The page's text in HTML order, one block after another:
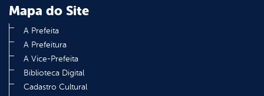
Mapa do Site
A Prefeita
A Prefeitura
A Vice-Prefeita
Biblioteca Digital
Cadastro Cultural